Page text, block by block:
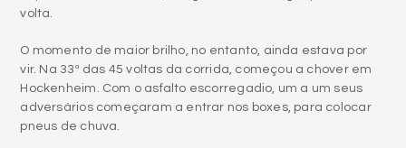
vir. Na 33ª das 45 voltas da corrida, começou a chover em
adversários começaram a entrar nos boxes, para colocar
pneus de chuva.
Barrichello não. O brasileiro ficou na pista mesmo assim e,
"no braço", segurou o carro da Ferrari. Na 35ª volta, assumiu